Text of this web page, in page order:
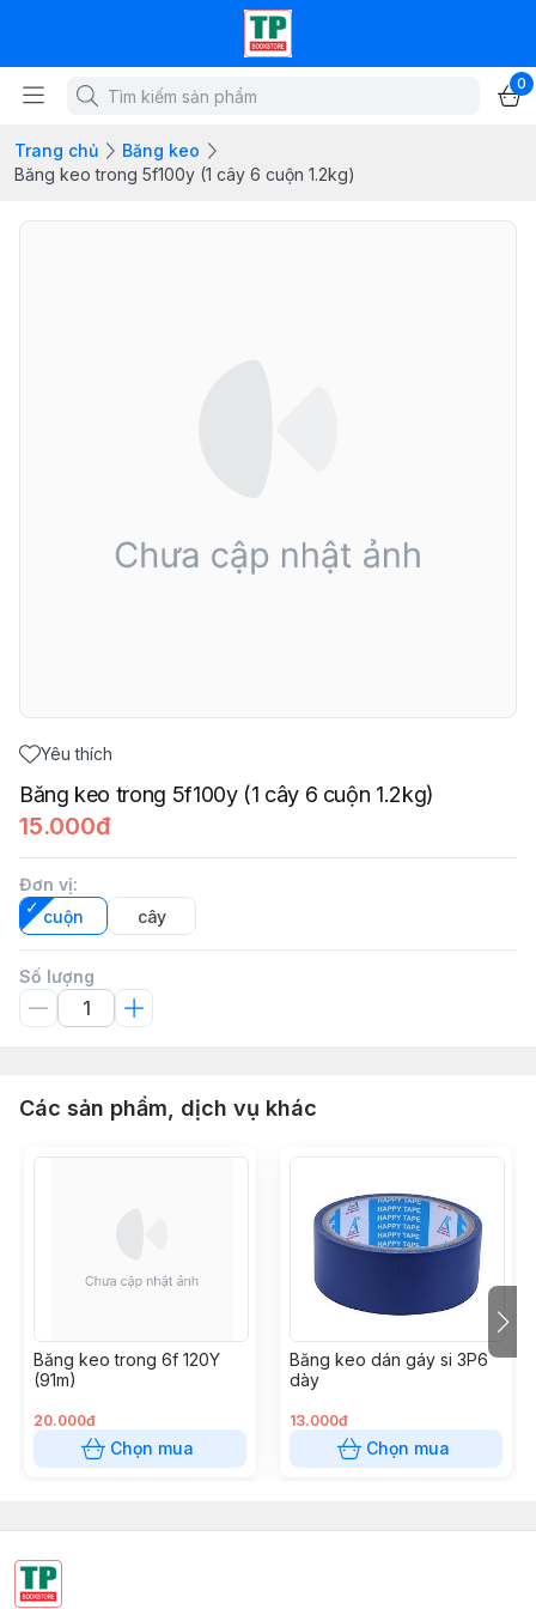
0
Trang chủ
Băng keo
Băng keo trong 5f100y (1 cây 6 cuộn 1.2kg)
Yêu thích
Băng keo trong 5f100y (1 cây 6 cuộn 1.2kg)
15.000đ
Đơn vị:
cuộn
cây
Số lượng
Các sản phẩm, dịch vụ khác
Băng keo trong 6f 120Y
(91m)
20.000đ
Chọn mua
Băng keo dán gáy si 3P6
dày
13.000đ
Chọn mua